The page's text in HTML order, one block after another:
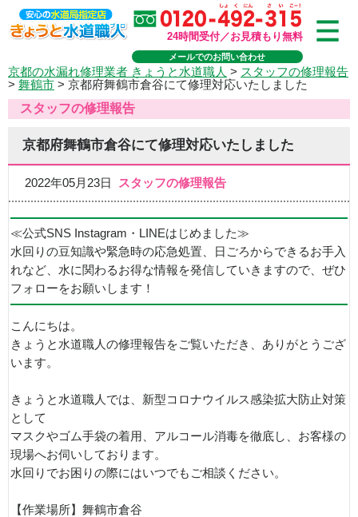
24時間受付／お見積もり無料
メールでのお問い合わせ
京都の水漏れ修理業者 きょうと水道職人 > スタッフの修理報告
> 舞鶴市 > 京都府舞鶴市倉谷にて修理対応いたしました
スタッフの修理報告
京都府舞鶴市倉谷にて修理対応いたしました
2022年05月23日 スタッフの修理報告
≪公式SNS Instagram・LINEはじめました≫
水回りの豆知識や緊急時の応急処置、日ごろからできるお手入
れなど、水に関わるお得な情報を発信していきますので、ぜひ
フォローをお願いします！
こんにちは。
きょうと水道職人の修理報告をご覧いただき、ありがとうござ
います。
きょうと水道職人では、新型コロナウイルス感染拡大防止対策
として
マスクやゴム手袋の着用、アルコール消毒を徹底し、お客様の
現場へお伺いしております。
水回りでお困りの際にはいつでもご相談ください。
【作業場所】舞鶴市倉谷